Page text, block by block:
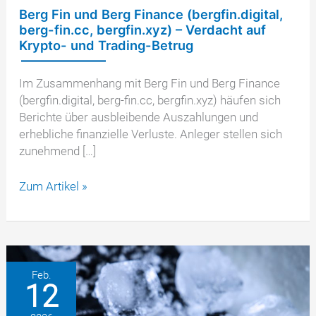
Berg Fin und Berg Finance (bergfin.digital,
berg-fin.cc, bergfin.xyz) – Verdacht auf
Krypto- und Trading-Betrug
Im Zusammenhang mit Berg Fin und Berg Finance
(bergfin.digital, berg-fin.cc, bergfin.xyz) häufen sich
Berichte über ausbleibende Auszahlungen und
erhebliche finanzielle Verluste. Anleger stellen sich
zunehmend […]
Berg
und
Finance
(bergfin.digital,
berg-
fin.cc,
Zum Artikel »
Feb.
12